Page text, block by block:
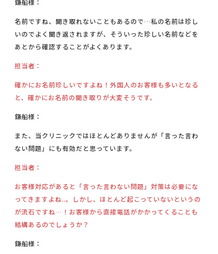
鎌船様：
名前ですね、聞き取れないこともあるので…私の名前は珍し
いのでよく聞き返されますが、そういった珍しい名前などを
あとから確認することがよくあります。
担当者：
確かにお名前珍しいですよね！外国人のお客様も多いとなる
と、確かにお名前の聞き取りが大変そうです。
鎌船様：
また、当クリニックではほとんどありませんが「言った言わ
ない問題」にも有効だと思っています。
担当者：
お客様対応があると「言った言わない問題」対策は必要にな
ってきますよね..。しかし、ほとんど起こっていないというの
が流石ですね…！お客様から直接電話がかかってくることも
結構あるのでしょうか？
鎌船様：